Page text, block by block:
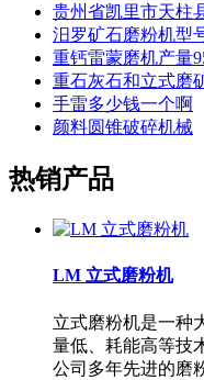
贵州省凯里市天柱
汨罗矿石磨粉机型
重钙雷蒙磨机产量
重石灰石和立式磨
手雷多少钱一个啊
颜料圆锥破碎机械
热销产品
LM 立式磨粉机
立式磨粉机是一种
量低、耗能高等技
公司多年先进的磨